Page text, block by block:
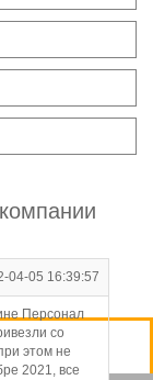
04-05 16:39:57
Персонал
со
этом не
2021, все